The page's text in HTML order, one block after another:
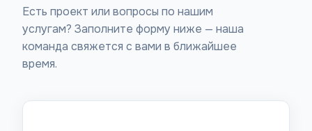
Есть проект или вопросы по нашим
услугам? Заполните форму ниже — наша
команда свяжется с вами в ближайшее
время.